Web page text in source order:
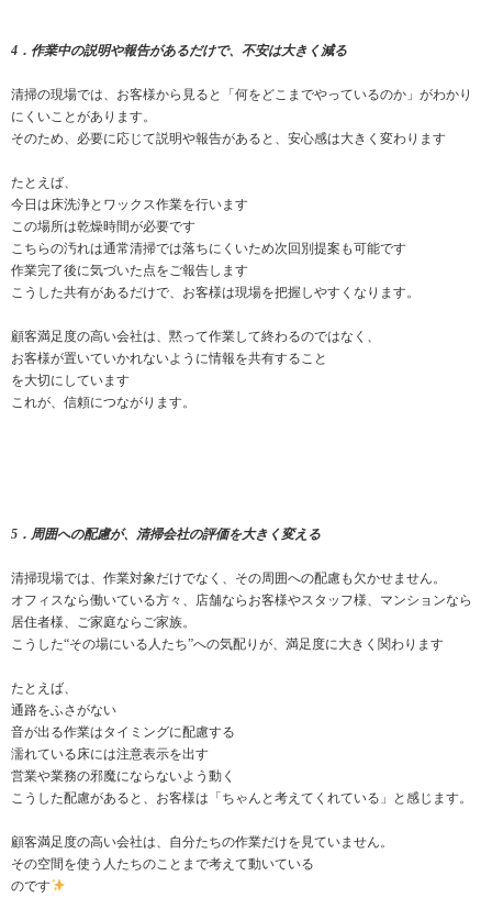
4．作業中の説明や報告があるだけで、不安は大きく減る
清掃の現場では、お客様から見ると「何をどこまでやっているのか」がわかり
にくいことがあります。
そのため、必要に応じて説明や報告があると、安心感は大きく変わります
たとえば、
今日は床洗浄とワックス作業を行います
この場所は乾燥時間が必要です
こちらの汚れは通常清掃では落ちにくいため次回別提案も可能です
作業完了後に気づいた点をご報告します
こうした共有があるだけで、お客様は現場を把握しやすくなります。
顧客満足度の高い会社は、黙って作業して終わるのではなく、
お客様が置いていかれないように情報を共有すること
を大切にしています
これが、信頼につながります。
5．周囲への配慮が、清掃会社の評価を大きく変える
清掃現場では、作業対象だけでなく、その周囲への配慮も欠かせません。
オフィスなら働いている方々、店舗ならお客様やスタッフ様、マンションなら
居住者様、ご家庭ならご家族。
こうした“その場にいる人たち”への気配りが、満足度に大きく関わります
たとえば、
通路をふさがない
音が出る作業はタイミングに配慮する
濡れている床には注意表示を出す
営業や業務の邪魔にならないよう動く
こうした配慮があると、お客様は「ちゃんと考えてくれている」と感じます。
顧客満足度の高い会社は、自分たちの作業だけを見ていません。
その空間を使う人たちのことまで考えて動いている
のです